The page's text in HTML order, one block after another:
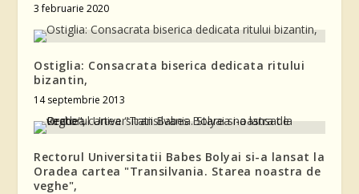
3 februarie 2020
Ostiglia: Consacrata biserica dedicata ritului
bizantin,
14 septembrie 2013
Rectorul Universitatii Babes Bolyai si-a lansat la
Oradea cartea "Transilvania. Starea noastra de
veghe",